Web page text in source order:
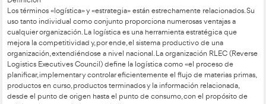
¿Cómo es la planificación
estratégica logística para
superior logística y
online?